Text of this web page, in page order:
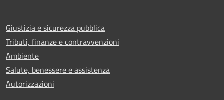
Giustizia e sicurezza pubblica
Tributi, finanze e contravvenzioni
Ambiente
Salute, benessere e assistenza
Autorizzazioni